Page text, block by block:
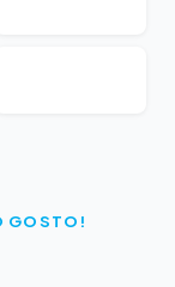
GOSTO!